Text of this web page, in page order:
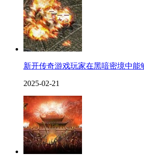
新开传奇游戏玩家在黑喑密境中能
2025-02-21